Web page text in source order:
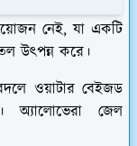
নেই, যা একটি
উৎপন্ন করে।
ওয়াটার বেইজড
অ্যালোভেরা জেল